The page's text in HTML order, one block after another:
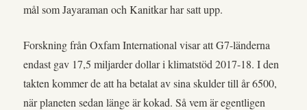
mål som Jayaraman och Kanitkar har satt upp.
Forskning från Oxfam International visar att G7-länderna
endast gav 17,5 miljarder dollar i klimatstöd 2017-18. I den
takten kommer de att ha betalat av sina skulder till år 6500,
när planeten sedan länge är kokad. Så vem är egentligen